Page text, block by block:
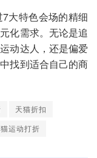
大特色会场的精细
化需求。无论是追
动达人，还是偏爱
找到适合自己的商
天猫折扣
运动打折